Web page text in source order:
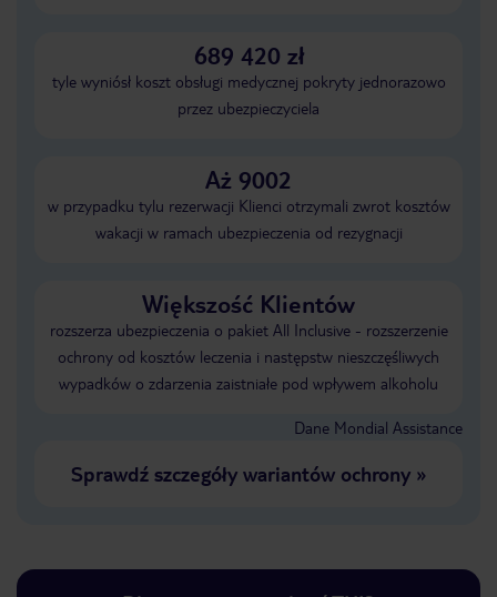
689 420 zł
tyle wyniósł koszt obsługi medycznej pokryty jednorazowo
przez ubezpieczyciela
Aż 9002
w przypadku tylu rezerwacji Klienci otrzymali zwrot kosztów
wakacji w ramach ubezpieczenia od rezygnacji
Większość Klientów
rozszerza ubezpieczenia o pakiet All Inclusive - rozszerzenie
ochrony od kosztów leczenia i następstw nieszczęśliwych
wypadków o zdarzenia zaistniałe pod wpływem alkoholu
Dane Mondial Assistance
Sprawdź szczegóły wariantów ochrony»